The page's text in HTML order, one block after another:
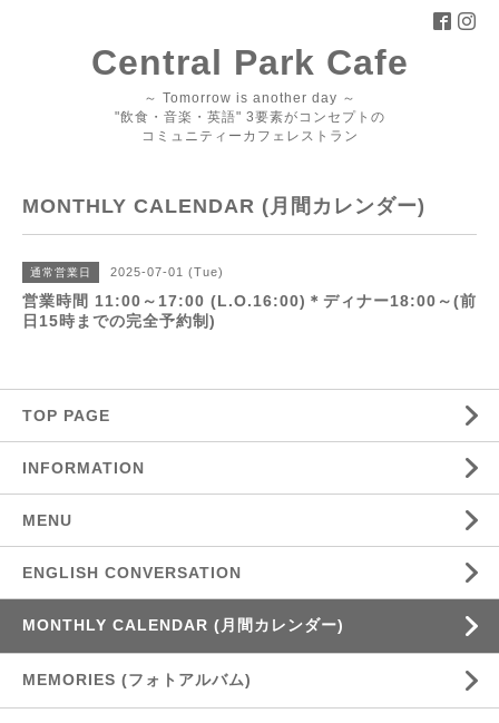
Central Park Cafe
～ Tomorrow is another day ～
"飲食・音楽・英語" 3要素がコンセプトの
コミュニティーカフェレストラン
MONTHLY CALENDAR (月間カレンダー)
通常営業日 2025-07-01 (Tue)
営業時間 11:00～17:00 (L.O.16:00)＊ディナー18:00～(前
日15時までの完全予約制)
TOP PAGE
INFORMATION
MENU
ENGLISH CONVERSATION
MONTHLY CALENDAR (月間カレンダー)
MEMORIES (フォトアルバム)